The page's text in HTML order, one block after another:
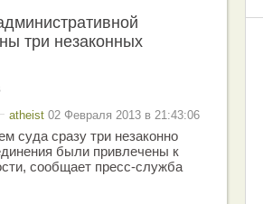
три незаконных
atheist 02 Февраля 2013 в 21:43:06
суда сразу три незаконно
были привлечены к
сообщает пресс-служба